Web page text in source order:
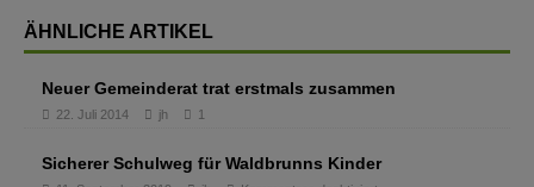
ÄHNLICHE ARTIKEL
Neuer Gemeinderat trat erstmals zusammen
22. Juli 2014 jh 1
Sicherer Schulweg für Waldbrunns Kinder